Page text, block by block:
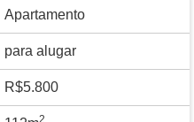
Apartamento
para alugar
R$5.800
2